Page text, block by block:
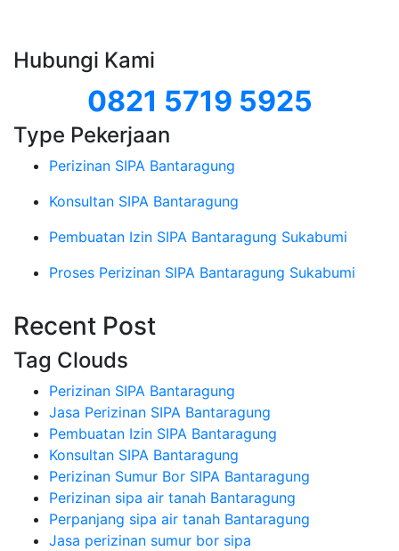
Hubungi Kami
0821 5719 5925
Type Pekerjaan
Perizinan SIPA Bantaragung
Konsultan SIPA Bantaragung
Pembuatan Izin SIPA Bantaragung Sukabumi
Proses Perizinan SIPA Bantaragung Sukabumi
Recent Post
Tag Clouds
Perizinan SIPA Bantaragung
Jasa Perizinan SIPA Bantaragung
Pembuatan Izin SIPA Bantaragung
Konsultan SIPA Bantaragung
Perizinan Sumur Bor SIPA Bantaragung
Perizinan sipa air tanah Bantaragung
Perpanjang sipa air tanah Bantaragung
Jasa perizinan sumur bor sipa